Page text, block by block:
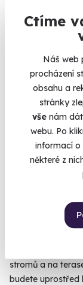
Ctíme
Náš web
procházení
obsahu a
stránky
vše nám
webu. Po
informací o
některé z
Glamping
tinyhouse
Vychutnejte si
Světlík
(Český
8 980 Kč
Zobrazit
stromů a na
budete uprostřed